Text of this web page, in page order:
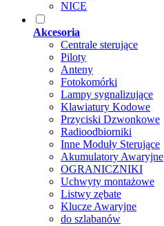
NICE
Akcesoria
Centrale sterujące
Piloty
Anteny
Fotokomórki
Lampy sygnalizujące
Klawiatury Kodowe
Przyciski Dzwonkowe
Radioodbiorniki
Inne Moduły Sterujące
Akumulatory Awaryjne
OGRANICZNIKI
Uchwyty montażowe
Listwy zębate
Klucze Awaryjne
do szlabanów